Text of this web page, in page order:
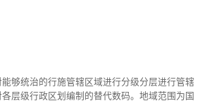
够统治的行施管辖区域进行分级分层进行管辖
层级行政区划编制的替代数码。地域范围为国